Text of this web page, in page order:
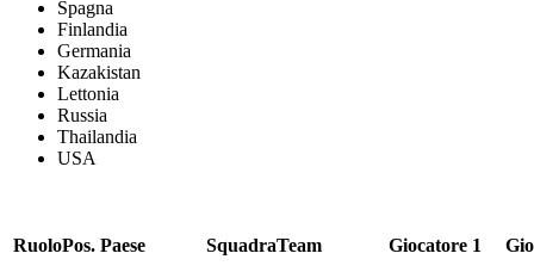
Spagna
Finlandia
Germania
Kazakistan
Lettonia
Russia
Thailandia
USA
RuoloPos. Paese SquadraTeam Giocatore 1